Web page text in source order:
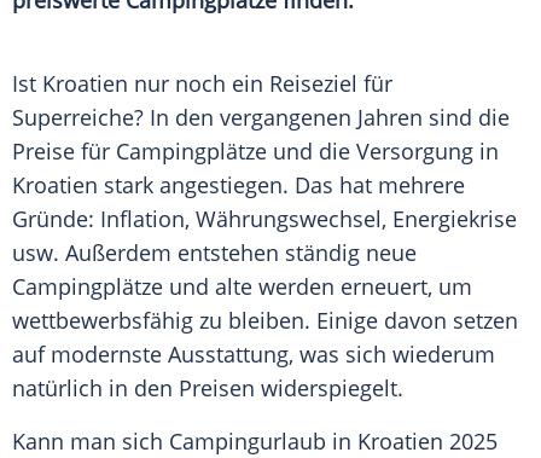
Ist Kroatien nur noch ein Reiseziel für
Superreiche? In den vergangenen Jahren sind die
Preise für Campingplätze und die Versorgung in
Kroatien stark angestiegen. Das hat mehrere
Gründe: Inflation, Währungswechsel, Energiekrise
usw. Außerdem entstehen ständig neue
Campingplätze und alte werden erneuert, um
wettbewerbsfähig zu bleiben. Einige davon setzen
auf modernste Ausstattung, was sich wiederum
natürlich in den Preisen widerspiegelt.
Kann man sich Campingurlaub in Kroatien 2025